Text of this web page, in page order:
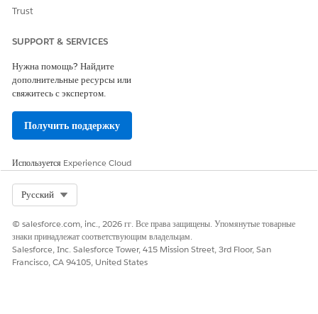
Trust
SUPPORT & SERVICES
Нужна помощь? Найдите
дополнительные ресурсы или
свяжитесь с экспертом.
Получить поддержку
Используется Experience Cloud
Русский
© salesforce.com, inc., 2026 гг. Все права защищены. Упомянутые товарные
знаки принадлежат соответствующим владельцам.
Salesforce, Inc. Salesforce Tower, 415 Mission Street, 3rd Floor, San
Francisco, CA 94105, United States